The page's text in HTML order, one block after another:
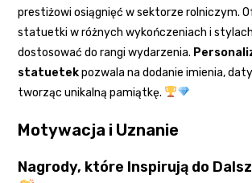
prestiżowi osiągnięć w sektorze rolniczym.
statuetki w różnych wykończeniach i
dostosować do rangi wydarzenia.
statuetekpozwala na dodanie imienia,
tworząc unikalną pamiątkę.
Motywacja i Uznanie
Nagrody, które Inspirują do